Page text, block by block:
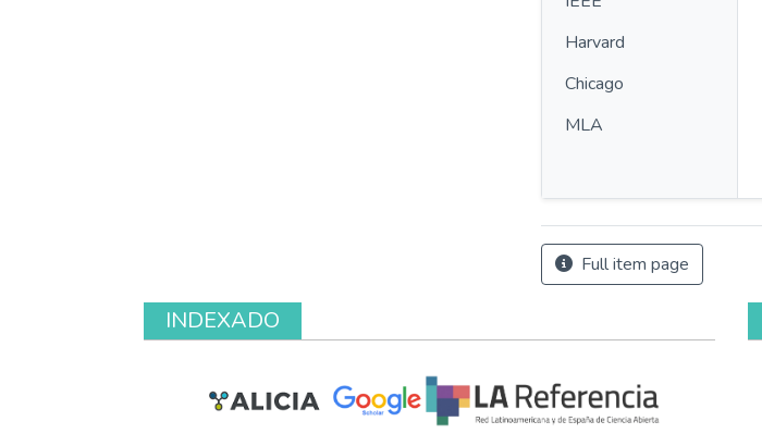
Harvard
Chicago
MLA
Full item page
INDEXADO